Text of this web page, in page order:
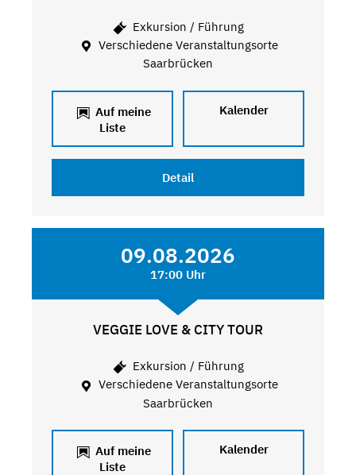
Exkursion / Führung
Verschiedene Veranstaltungsorte
Saarbrücken
Auf meine
Liste
Kalender
Detail
09.08.2026
17:00 Uhr
VEGGIE LOVE & CITY TOUR
Exkursion / Führung
Verschiedene Veranstaltungsorte
Saarbrücken
Auf meine
Liste
Kalender